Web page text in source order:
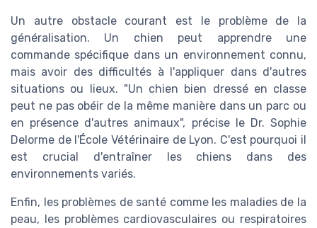
Un autre obstacle courant est le problème de la
généralisation. Un chien peut apprendre une
commande spécifique dans un environnement connu,
mais avoir des difficultés à l'appliquer dans d'autres
situations ou lieux. "Un chien bien dressé en classe
peut ne pas obéir de la même manière dans un parc ou
en présence d'autres animaux", précise le Dr. Sophie
Delorme de l'École Vétérinaire de Lyon. C'est pourquoi il
est crucial d'entraîner les chiens dans des
environnements variés.
Enfin, les problèmes de santé comme les maladies de la
peau, les problèmes cardiovasculaires ou respiratoires